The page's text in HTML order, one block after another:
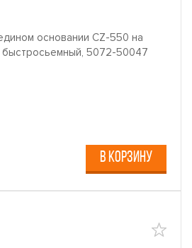
основании CZ-550 на
быстросьемный, 5072-50047
В КОРЗИНУ